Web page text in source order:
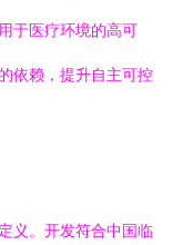
于医疗环境的高可
依赖，提升自主可控
义。开发符合中国临